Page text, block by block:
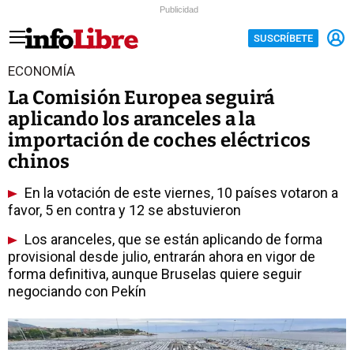
Publicidad
SUSCRÍBETE
ECONOMÍA
La Comisión Europea seguirá
aplicando los aranceles a la
importación de coches eléctricos
chinos
En la votación de este viernes, 10 países votaron a
favor, 5 en contra y 12 se abstuvieron
Los aranceles, que se están aplicando de forma
provisional desde julio, entrarán ahora en vigor de
forma definitiva, aunque Bruselas quiere seguir
negociando con Pekín